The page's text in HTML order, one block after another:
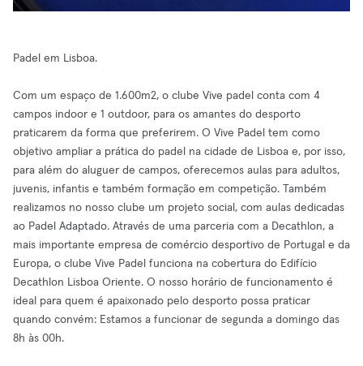
Padel em Lisboa.
Com um espaço de 1.600m2, o clube Vive padel conta com 4
campos indoor e 1 outdoor, para os amantes do desporto
praticarem da forma que preferirem. O Vive Padel tem como
objetivo ampliar a prática do padel na cidade de Lisboa e, por isso,
para além do aluguer de campos, oferecemos aulas para adultos,
juvenis, infantis e também formação em competição. Também
realizamos no nosso clube um projeto social, com aulas dedicadas
ao Padel Adaptado. Através de uma parceria com a Decathlon, a
mais importante empresa de comércio desportivo de Portugal e da
Europa, o clube Vive Padel funciona na cobertura do Edifício
Decathlon Lisboa Oriente. O nosso horário de funcionamento é
ideal para quem é apaixonado pelo desporto possa praticar
quando convém: Estamos a funcionar de segunda a domingo das
8h às 00h.